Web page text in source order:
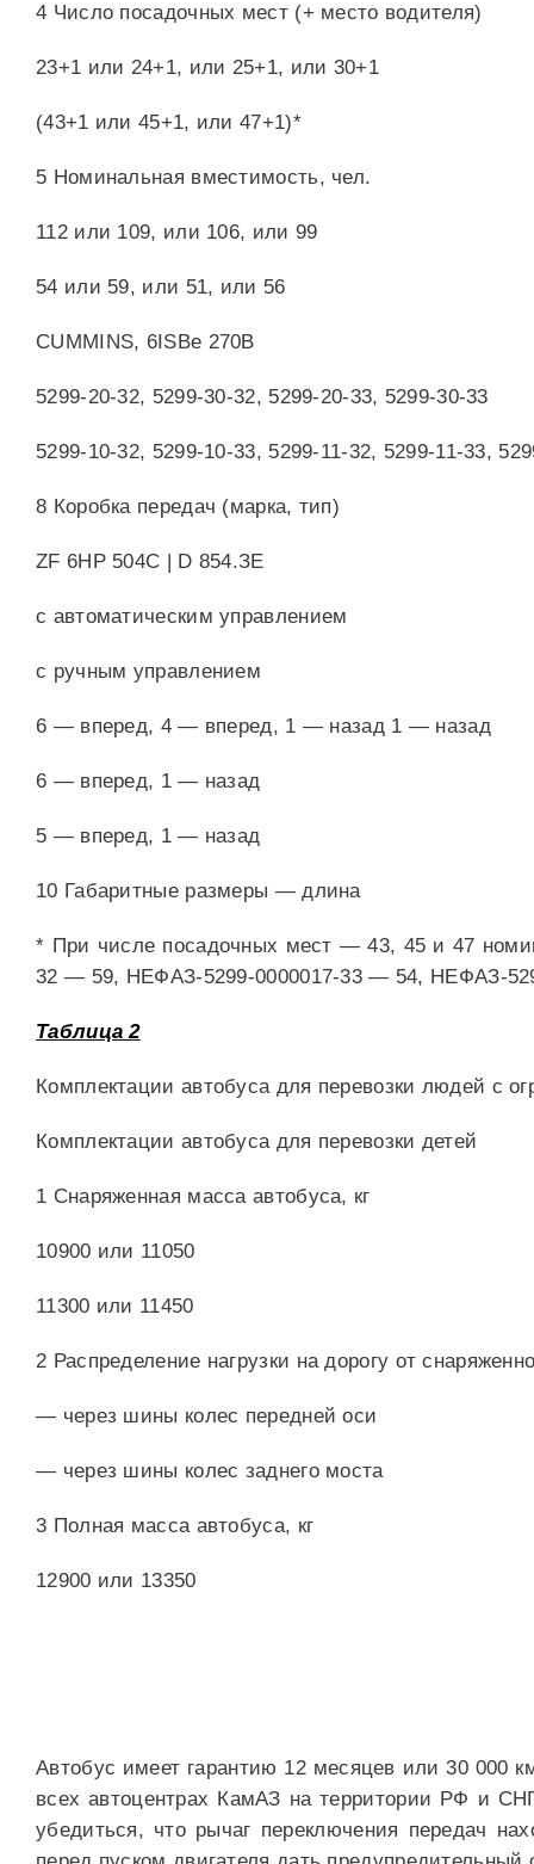
4 Число посадочных мест (+ место водителя)
23+1 или 24+1, или 25+1, или 30+1
(43+1 или 45+1, или 47+1)*
5 Номинальная вместимость, чел.
112 или 109, или 106, или 99
54 или 59, или 51, или 56
CUMMINS, 6ISBe 270В
5299-20-32, 5299-30-32, 5299-20-33, 5299-30-33
5299-10-32, 5299-10-33, 5299-11-32, 5299-11-33,
8 Коробка передач (марка, тип)
ZF 6НР 504С | D 854.ЗЕ
с автоматическим управлением
с ручным управлением
6 — вперед, 4 — вперед, 1 — назад 1 — назад
6 — вперед, 1 — назад
5 — вперед, 1 — назад
10 Габаритные размеры — длина
* При числе посадочных мест — 43, 45 и 47
32 — 59, НЕФАЗ-5299-0000017-33 — 54, НЕФАЗ-
Таблица 2
Комплектации автобуса для перевозки людей с
Комплектации автобуса для перевозки детей
1 Снаряженная масса автобуса, кг
10900 или 11050
11300 или 11450
2 Распределение нагрузки на дорогу от
— через шины колес передней оси
— через шины колес заднего моста
3 Полная масса автобуса, кг
12900 или 13350
Автобус имеет гарантию 12 месяцев или 30 000
всех автоцентрах КамАЗ на территории РФ и
убедиться, что рычаг переключения передач